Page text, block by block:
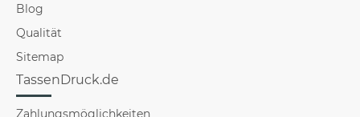
Blog
Qualität
Sitemap
TassenDruck.de
Zahlungsmöglichkeiten